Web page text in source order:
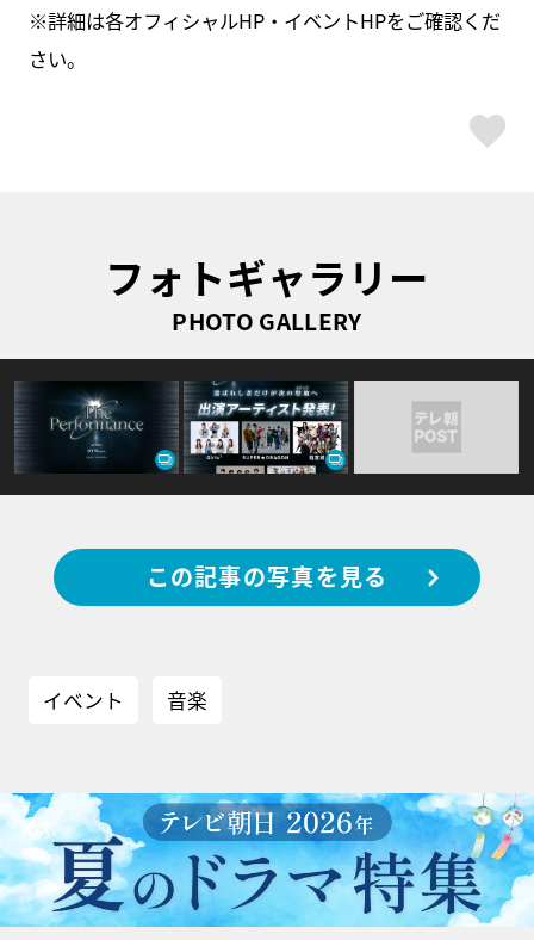
※詳細は各オフィシャルHP・イベントHPをご確認くだ
さい。
フォトギャラリー
PHOTO GALLERY
この記事の写真を見る
イベント 音楽